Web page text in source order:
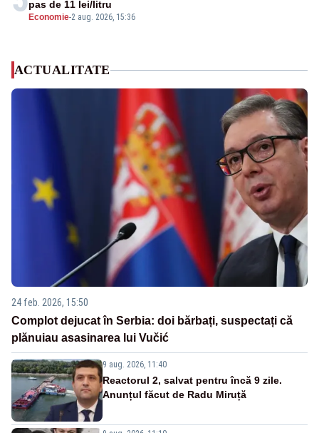
Economie-2 aug. 2026, 15:36
pas de 11 lei/litru
ACTUALITATE
24 feb. 2026, 15:50
Complot dejucat în Serbia: doi bărbați, suspectați că
plănuiau asasinarea lui Vučić
9 aug. 2026, 11:40
Reactorul 2, salvat pentru încă 9 zile.
Anunțul făcut de Radu Miruță